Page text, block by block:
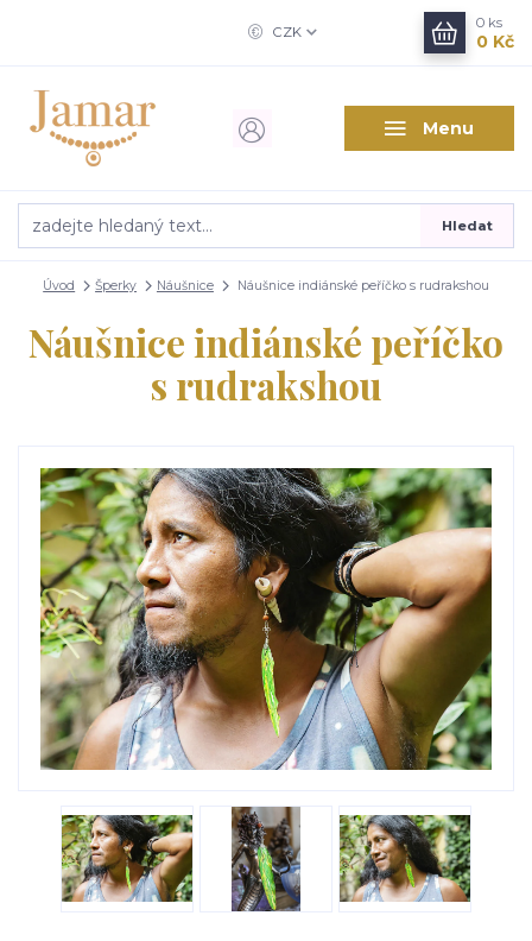
Menu
CZK
Hledat
0 ks
0 Kč
Úvod Šperky Náušnice Náušnice indiánské peříčko s rudrakshou
Náušnice indiánské peříčko
s rudrakshou